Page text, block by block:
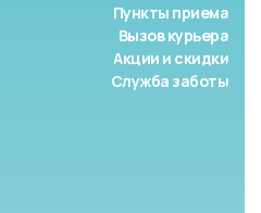
Пункты приема
Вызов курьера
Акции и скидки
Служба заботы